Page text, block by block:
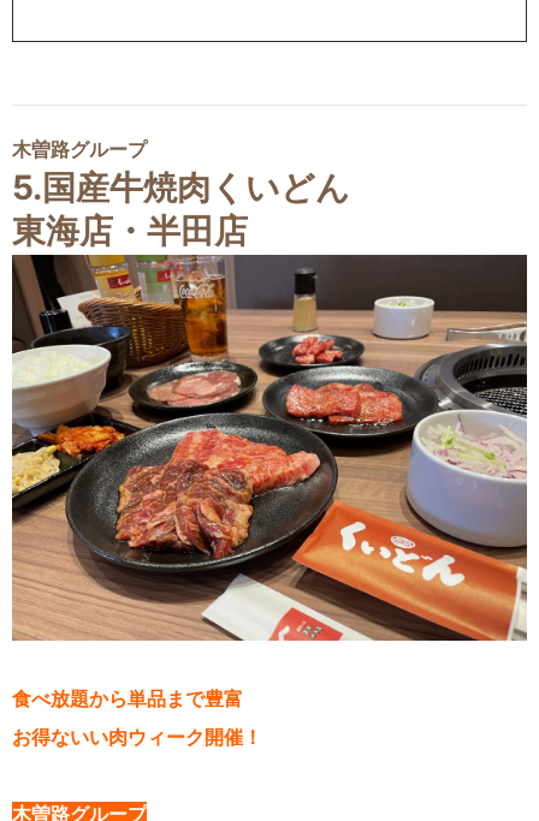
木曽路グループ
5.国産牛焼肉くいどん
東海店・半田店
食べ放題から単品まで豊富
お得ないい肉ウィーク開催！
木曽路グループ